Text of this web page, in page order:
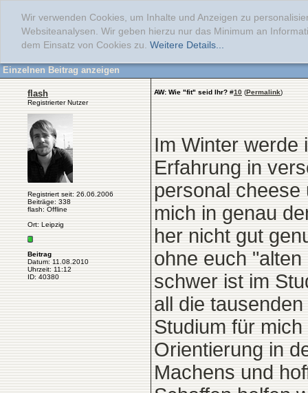
Wir verwenden Cookies, um Inhalte und Anzeigen zu
Websiteanalysen. Wir geben hierzu nur das Minimum an
dem Einsatz von Cookies zu. Weitere Details...
Einzelnen Beitrag anzeigen
flash
Registrierter Nutzer
Registriert seit: 26.06.2006
Beiträge: 338
flash: Offline
Ort: Leipzig
Beitrag
Datum: 11.08.2010
Uhrzeit: 11:12
ID: 40380
AW: Wie "fit" seid Ihr? #10 (Permalink)
Im Winter werde
Erfahrung in
personal cheese
mich in genau
her nicht gut
ohne euch
schwer ist im
all die
Studium für
Orientierung in
Machens und